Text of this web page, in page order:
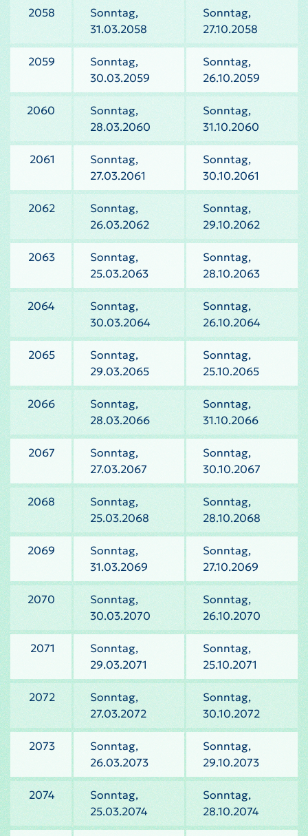
2058
Sonntag,
31.03.2058
Sonntag,
27.10.2058
2059
Sonntag,
30.03.2059
Sonntag,
26.10.2059
2060
Sonntag,
28.03.2060
Sonntag,
31.10.2060
2061
Sonntag,
27.03.2061
Sonntag,
30.10.2061
2062
Sonntag,
26.03.2062
Sonntag,
29.10.2062
2063
Sonntag,
25.03.2063
Sonntag,
28.10.2063
2064
Sonntag,
30.03.2064
Sonntag,
26.10.2064
2065
Sonntag,
29.03.2065
Sonntag,
25.10.2065
2066
Sonntag,
28.03.2066
Sonntag,
31.10.2066
2067
Sonntag,
27.03.2067
Sonntag,
30.10.2067
2068
Sonntag,
25.03.2068
Sonntag,
28.10.2068
2069
Sonntag,
31.03.2069
Sonntag,
27.10.2069
2070
Sonntag,
30.03.2070
Sonntag,
26.10.2070
2071
Sonntag,
29.03.2071
Sonntag,
25.10.2071
2072
Sonntag,
27.03.2072
Sonntag,
30.10.2072
2073
Sonntag,
26.03.2073
Sonntag,
29.10.2073
2074
Sonntag,
25.03.2074
Sonntag,
28.10.2074